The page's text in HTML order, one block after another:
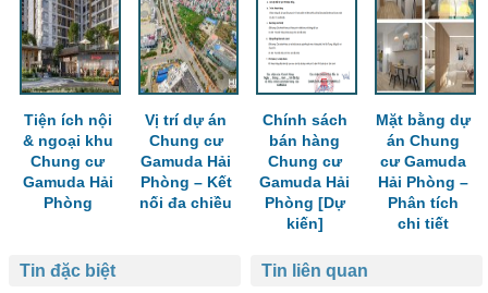
Tiện ích nội
& ngoại khu
Chung cư
Gamuda Hải
Phòng
Vị trí dự án
Chung cư
Gamuda Hải
Phòng – Kết
nối đa chiều
Chính sách
bán hàng
Chung cư
Gamuda Hải
Phòng [Dự
kiến]
Mặt bằng dự
án Chung
cư Gamuda
Hải Phòng –
Phân tích
chi tiết
Tin liên quan
Tin đặc biệt